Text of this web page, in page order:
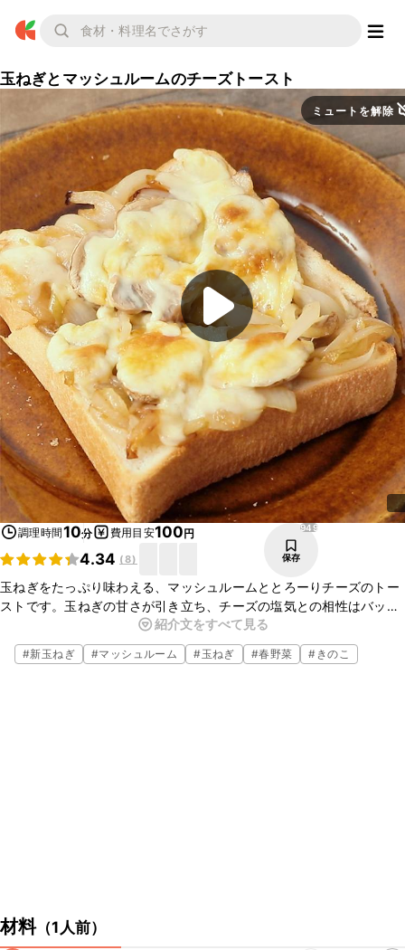
玉ねぎとマッシュルームのチーズトースト
ミュートを解除
調理時間10分 費用目安100円
4.34 (8)
949
保存
玉ねぎをたっぷり味わえる、マッシュルームととろーりチーズのトー
ストです。玉ねぎの甘さが引き立ち、チーズの塩気との相性はバッチ
リです。ささっと仕上がりますので、朝食やおやつにオススメです。
ぜひお試しくださいね。
紹介文をすべて見る
#新玉ねぎ #マッシュルーム #玉ねぎ #春野菜 # きのこ
材料（1人前）